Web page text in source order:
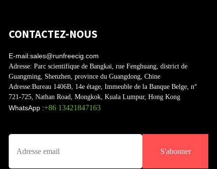
CONTACTEZ-NOUS
E-mail:sales@runfreecig.com
Adresse: Parc scientifique de Bangkai, rue Fenghuang, district de
Guangming, Shenzhen, province du Guangdong, Chine
Adresse:Bureau 1406B, 14e étage, Immeuble de la Banque Belge, n°
721-725, Nathan Road, Mongkok, Kuala Lumpur, Hong Kong
WhatsApp :+86 13421847163
S'abonner